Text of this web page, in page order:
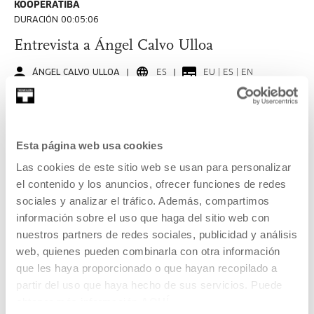
Esta página web usa cookies
Las cookies de este sitio web se usan para personalizar
el contenido y los anuncios, ofrecer funciones de redes
sociales y analizar el tráfico. Además, compartimos
información sobre el uso que haga del sitio web con
nuestros partners de redes sociales, publicidad y análisis
web, quienes pueden combinarla con otra información
que les haya proporcionado o que hayan recopilado a
partir del uso que haya hecho de sus servicios. Puede
KOOPERATIBA
DURACIÓN 00:05:06
Entrevista a Ángel Calvo Ulloa
ÁNGEL CALVO ULLOA ES EU | ES | EN
VER
KOOPERATIBA
DURACIÓN 00:06:53
Entrevista a Carla Filipe
CARLA FILIPE PT EU | ES | EN | PT
VER